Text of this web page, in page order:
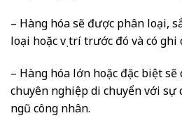
– Hàng hóa sẽ được phân loại,
loại hoặc vị trí trước đó và có ghi
– Hàng hóa lớn hoặc đặc biệt
chuyên nghiệp di chuyển với sự
ngũ công nhân.